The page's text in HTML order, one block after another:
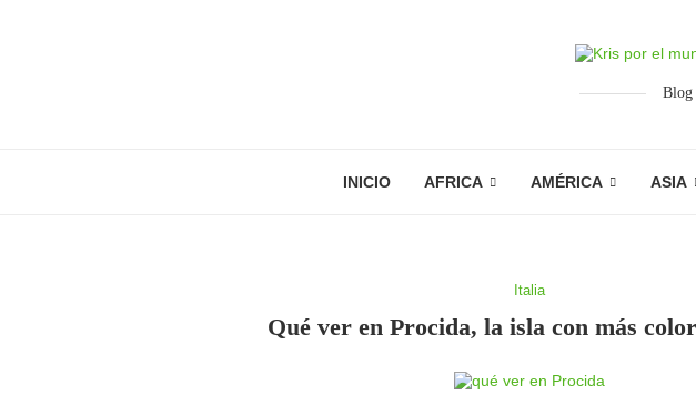
Blog
INICIO AFRICA AMÉRICA ASIA
Italia
Qué ver en Procida, la isla con más